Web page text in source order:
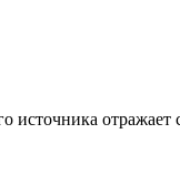
источника